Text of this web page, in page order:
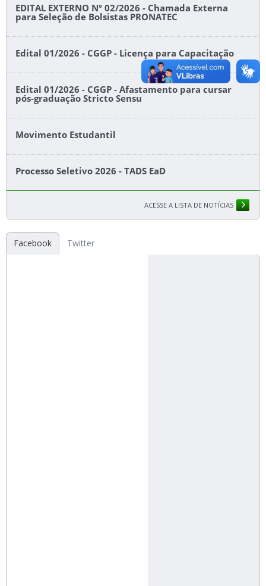
EDITAL EXTERNO Nº 02/2026 - Chamada Externa
para Seleção de Bolsistas PRONATEC
Edital 01/2026 - CGGP - Licença para Capacitação
Edital 01/2026 - CGGP - Afastamento para cursar
pós-graduação Stricto Sensu
Movimento Estudantil
Processo Seletivo 2026 - TADS EaD
ACESSE A LISTA DE NOTÍCIAS
Facebook Twitter